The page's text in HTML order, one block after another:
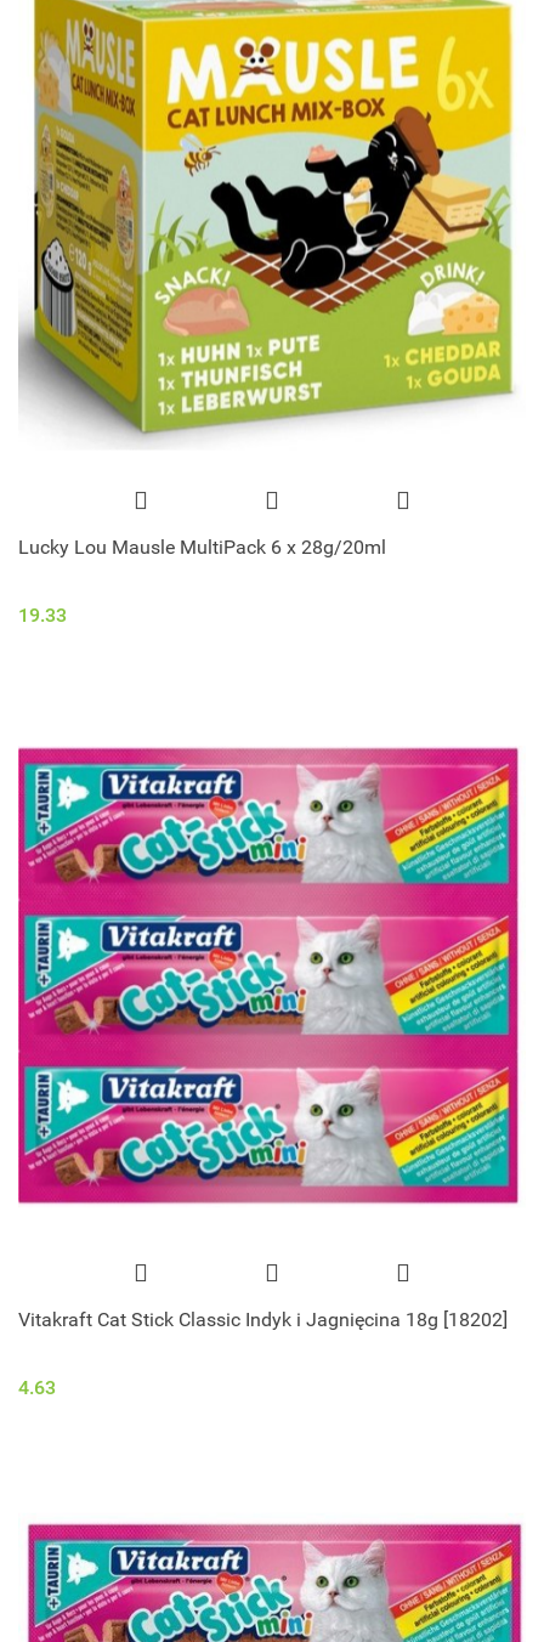
Lucky Lou Mausle MultiPack 6 x 28g/20ml
19.33
Vitakraft Cat Stick Classic Indyk i Jagnięcina 18g [18202]
4.63